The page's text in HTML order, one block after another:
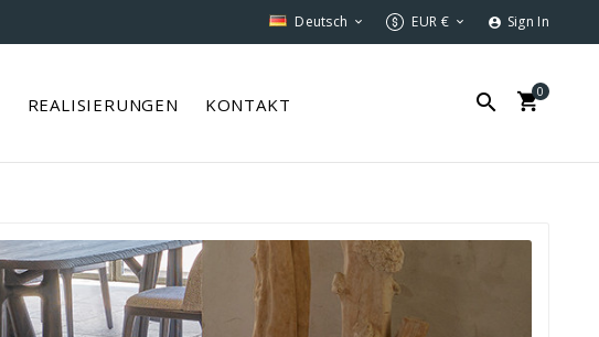
Deutsch  EUR €   Sign In
REALISIERUNGEN KONTAKT  0